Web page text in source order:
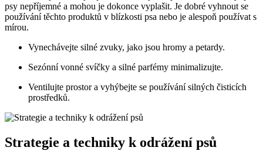
psy nepříjemné a mohou je dokonce vyplašit. Je dobré vyhnout se
používání těchto produktů v blízkosti psa nebo je alespoň používat s
mírou.
Vynechávejte silné zvuky, jako jsou hromy a petardy.
Sezónní vonné svíčky a silné parfémy minimalizujte.
Ventilujte prostor a vyhýbejte se používání silných čisticích
prostředků.
Strategie a techniky k odrážení psů